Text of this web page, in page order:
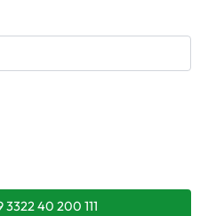
40 200 111